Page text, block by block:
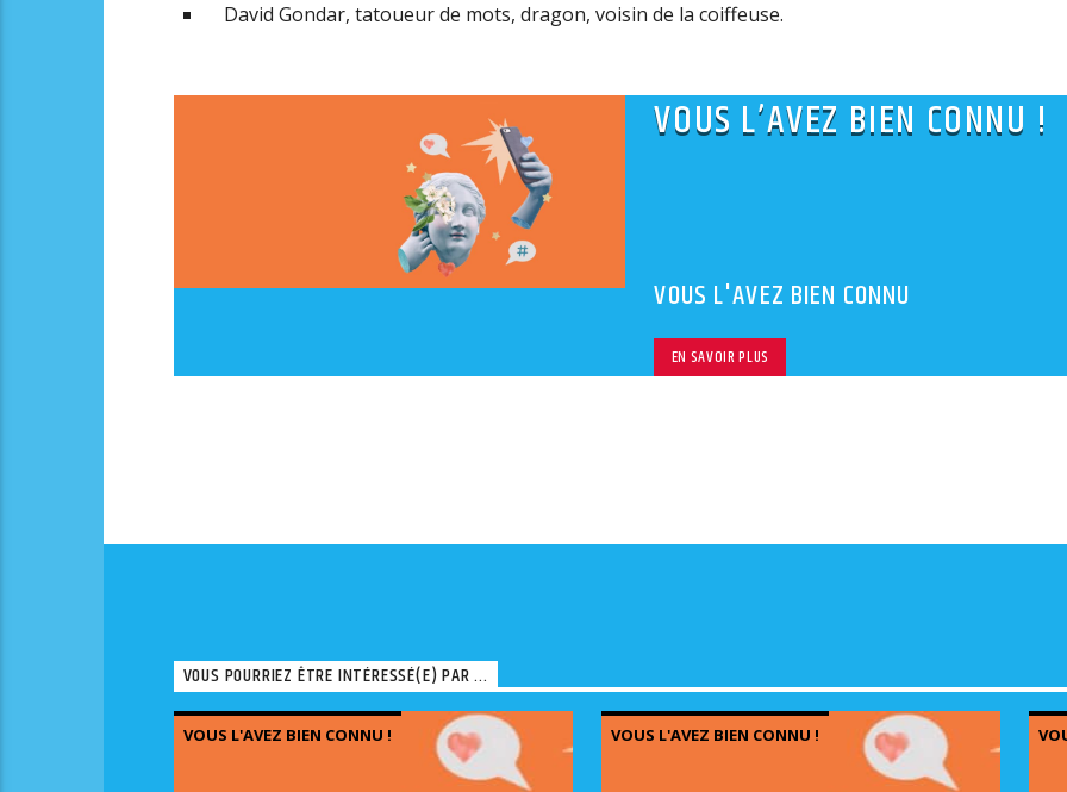
David Gondar, tatoueur de mots, dragon, voisin de la coiffeuse.
VOUS L’AVEZ BIEN CONNU !
VOUS L'AVEZ BIEN CONNU
EN SAVOIR PLUS
VOUS POURRIEZ ÊTRE INTÉRESSÉ(E) PAR ...
VOUS L'AVEZ BIEN CONNU ! VOUS L'AVEZ BIEN CONNU !